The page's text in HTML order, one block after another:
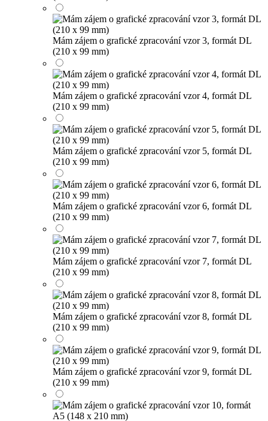
Mám zájem o grafické zpracování vzor 3, formát DL
(210 x 99 mm)
Mám zájem o grafické zpracování vzor 4, formát DL
(210 x 99 mm)
Mám zájem o grafické zpracování vzor 5, formát DL
(210 x 99 mm)
Mám zájem o grafické zpracování vzor 6, formát DL
(210 x 99 mm)
Mám zájem o grafické zpracování vzor 7, formát DL
(210 x 99 mm)
Mám zájem o grafické zpracování vzor 8, formát DL
(210 x 99 mm)
Mám zájem o grafické zpracování vzor 9, formát DL
(210 x 99 mm)